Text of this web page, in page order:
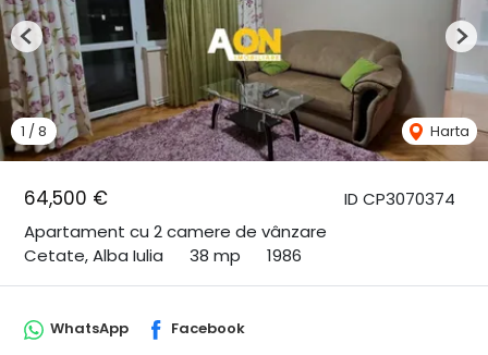
ID CP3070374
64,500 €
Apartament cu 2 camere de vânzare
Cetate, Alba Iulia
38 mp 1986
1 / 8 Harta
Previous
WhatsApp Facebook